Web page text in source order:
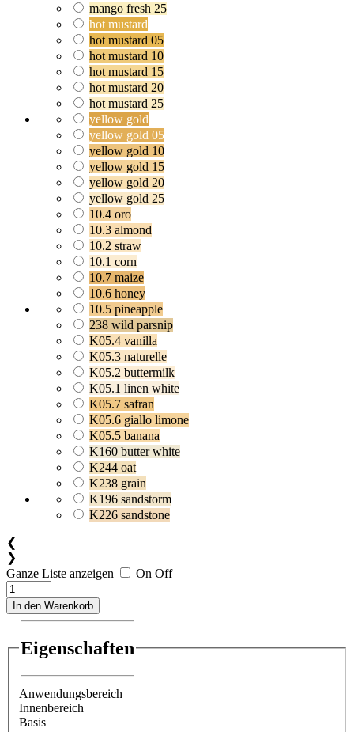
mango fresh 25
hot mustard
hot mustard 05
hot mustard 10
hot mustard 15
hot mustard 20
hot mustard 25
yellow gold
yellow gold 05
yellow gold 10
yellow gold 15
yellow gold 20
yellow gold 25
10.4 oro
10.3 almond
10.2 straw
10.1 corn
10.7 maize
10.6 honey
10.5 pineapple
238 wild parsnip
K05.4 vanilla
K05.3 naturelle
K05.2 buttermilk
K05.1 linen white
K05.7 safran
K05.6 giallo limone
K05.5 banana
K160 butter white
K244 oat
K238 grain
K196 sandstorm
K226 sandstone
❮
❯
Ganze Liste anzeigen
On Off
In den Warenkorb
Eigenschaften
Anwendungsbereich
Innenbereich
Basis